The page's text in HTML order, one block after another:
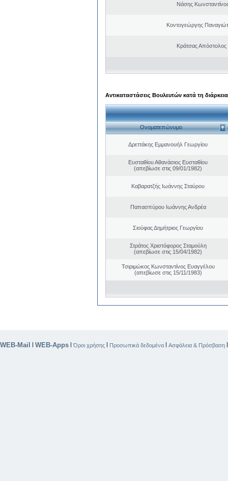
Νάσης
Κοντογεώργης
Κράτσας Απόστολος
Αντικαταστάσεις Βουλευτών κατά τη
Ονοματεπώνυμο
Δρεττάκης Εμμανουήλ Γεωργίου
Ευσταθίου Αθανάσιος Ευσταθίου
(απεβίωσε στις 09/01/1982)
Καβαρατζής Ιωάννης Σταύρου
Παπασπύρου Ιωάννης Ανδρέα
Σιούφας Δημήτριος Γεωργίου
Στράτος Χριστόφορος Σταμούλη
(απεβίωσε στις 15/04/1982)
Τσιριμώκος Κωνσταντίνος Ευαγγέλου
(απεβίωσε στις 15/11/1983)
WEB-Mail | WEB-Apps |Όροι χρήσης | Προσωπικά δεδομένα | Ασφάλεια & Πρόσβαση